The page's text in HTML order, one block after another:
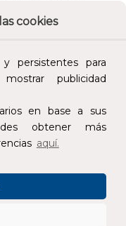
cookies
persistentes para
publicidad
en base a sus
obtener más
aquí.
el proceso de